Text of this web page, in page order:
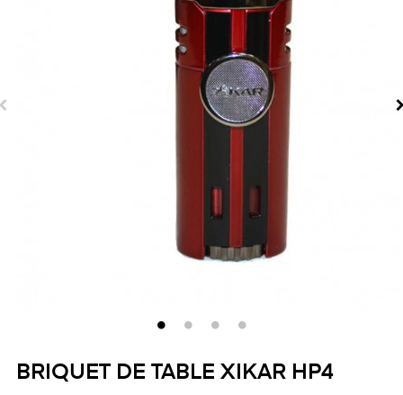
BRIQUET DE TABLE XIKAR HP4